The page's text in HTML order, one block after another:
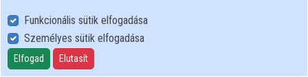
User Policy
Adatkezelési tájékoztató (en)
Cookie Policy
Funkcionális sütik elfogadása
Személyes sütik elfogadása
Elfogad Elutasít